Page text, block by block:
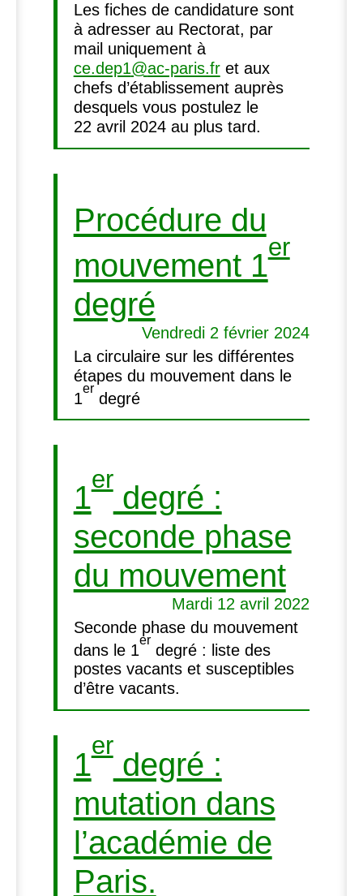
Les fiches de candidature sont
à adresser au Rectorat, par
mail uniquement à
ce.dep1@ac-paris.fret aux
chefs d’établissement auprès
desquels vous postulez le
22 avril 2024 au plus tard.
Procédure du
mouvement 1
er
degré
Vendredi 2 février 2024
La circulaire sur les différentes
étapes du mouvement dans le
1
er
degré
1
er
degré :
seconde phase
du mouvement
Mardi 12 avril 2022
Seconde phase du mouvement
dans le 1
er
degré : liste des
postes vacants et susceptibles
d’être vacants.
1
er
degré :
mutation dans
l’académie de
Paris.